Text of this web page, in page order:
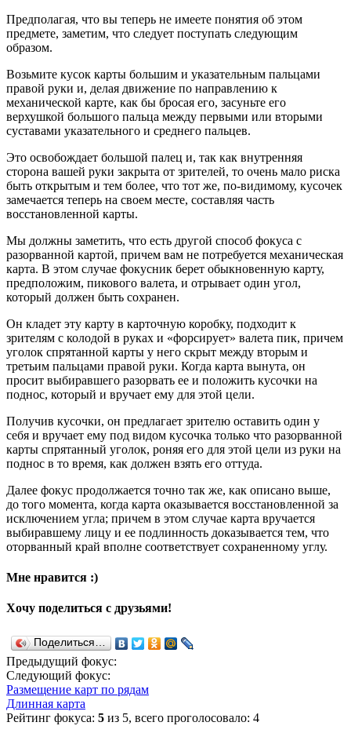
Предполагая, что вы теперь не имеете понятия об этом
предмете, заметим, что следует поступать следующим
образом.
Возьмите кусок карты большим и указательным пальцами
правой руки и, делая движение по направлению к
механической карте, как бы бросая его, засуньте его
верхушкой большого пальца между первыми или вторыми
суставами указательного и среднего пальцев.
Это освобождает большой палец и, так как внутренняя
сторона вашей руки закрыта от зрителей, то очень мало риска
быть открытым и тем более, что тот же, по-видимому, кусочек
замечается теперь на своем месте, составляя часть
восстановленной карты.
Мы должны заметить, что есть другой способ фокуса с
разорванной картой, причем вам не потребуется механическая
карта. В этом случае фокусник берет обыкновенную карту,
предположим, пикового валета, и отрывает один угол,
который должен быть сохранен.
Он кладет эту карту в карточную коробку, подходит к
зрителям с колодой в руках и «форсирует» валета пик, причем
уголок спрятанной карты у него скрыт между вторым и
третьим пальцами правой руки. Когда карта вынута, он
просит выбиравшего разорвать ее и положить кусочки на
поднос, который и вручает ему для этой цели.
Получив кусочки, он предлагает зрителю оставить один у
себя и вручает ему под видом кусочка только что разорванной
карты спрятанный уголок, роняя его для этой цели из руки на
поднос в то время, как должен взять его оттуда.
Далее фокус продолжается точно так же, как описано выше,
до того момента, когда карта оказывается восстановленной за
исключением угла; причем в этом случае карта вручается
выбиравшему лицу и ее подлинность доказывается тем, что
оторванный край вполне соответствует сохраненному углу.
Мне нравится :)
Хочу поделиться с друзьями!
Поделиться…
Предыдущий фокус:
Следующий фокус:
Размещение карт по рядам
Длинная карта
Рейтинг фокуса: 5 из 5, всего проголосовало: 4